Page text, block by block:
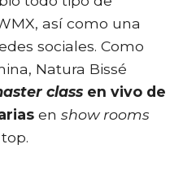
así como una
sociales. Como
Natura Bissé
class en vivo de
en show rooms